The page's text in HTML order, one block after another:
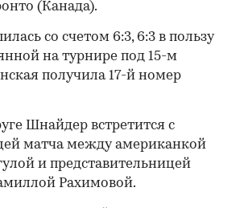
(Канада).
со счетом 6:3, 6:3 в пользу
на турнире под 15-м
получила 17-й номер
Шнайдер встретится с
матча между американкой
и представительницей
Рахимовой.